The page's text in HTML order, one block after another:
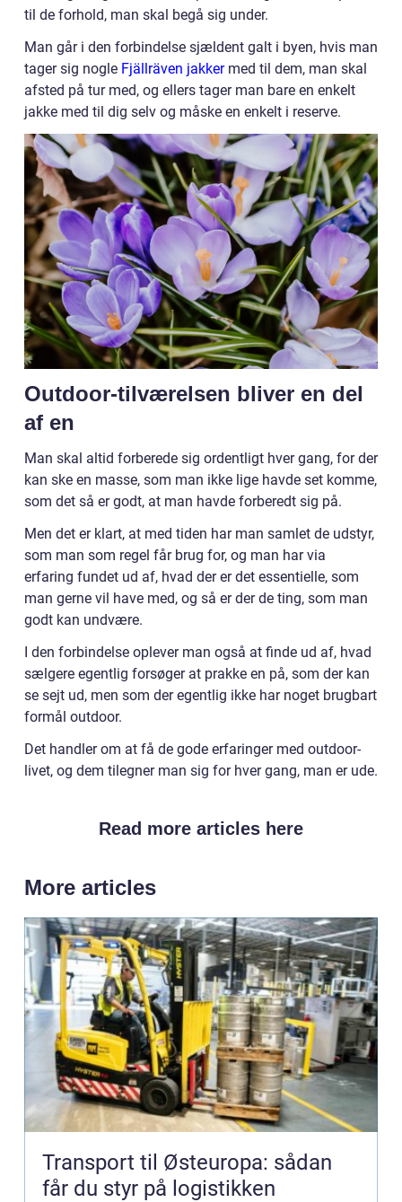
til de forhold, man skal begå sig under.
Man går i den forbindelse sjældent galt i byen, hvis man
tager sig nogle Fjällräven jakkermed til dem, man skal
afsted på tur med, og ellers tager man bare en enkelt
jakke med til dig selv og måske en enkelt i reserve.
Outdoor-tilværelsen bliver en del
af en
Man skal altid forberede sig ordentligt hver gang, for der
kan ske en masse, som man ikke lige havde set komme,
som det så er godt, at man havde forberedt sig på.
Men det er klart, at med tiden har man samlet de udstyr,
som man som regel får brug for, og man har via
erfaring fundet ud af, hvad der er det essentielle, som
man gerne vil have med, og så er der de ting, som man
godt kan undvære.
I den forbindelse oplever man også at finde ud af, hvad
sælgere egentlig forsøger at prakke en på, som der kan
se sejt ud, men som der egentlig ikke har noget brugbart
formål outdoor.
Det handler om at få de gode erfaringer med outdoor-
livet, og dem tilegner man sig for hver gang, man er ude.
Read more articles here
More articles
Transport til Østeuropa: sådan
får du styr på logistikken